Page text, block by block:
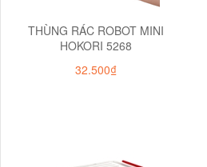
THÙNG RÁC ROBOT MINI
HOKORI 5268
32.500₫